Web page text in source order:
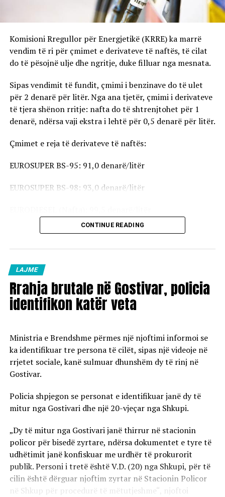
Komisioni Rregullor për Energjetikë (KRRE) ka marrë
vendim të ri për çmimet e derivateve të naftës, të cilat
do të pësojnë ulje dhe ngritje, duke filluar nga mesnata.
Sipas vendimit të fundit, çmimi i benzinave do të ulet
për 2 denarë për litër. Nga ana tjetër, çmimi i derivateve
të tjera shënon rritje: nafta do të shtrenjtohet për 1
denarë, ndërsa vaji ekstra i lehtë për 0,5 denarë për litër.
Çmimet e reja të derivateve të naftës:
EUROSUPER BS-95: 91,0 denarë/litër
EUROSUPER BS-98: 93,0 denarë/litër
Vaji ekstra i lehtë (EL-1): 98,5 denarë/litër
vlejnë në të gjitha pikat e karburanteve në vend.
CONTINUE READING
LAJME
Rrahja brutale në Gostivar, policia
identifikon katër veta
Ministria e Brendshme përmes një njoftimi informoi se
ka identifikuar tre persona të cilët, sipas një videoje në
rrjetet sociale, kanë sulmuar dhunshëm dy të rinj në
Gostivar.
Policia shpjegon se personat e identifikuar janë dy të
mitur nga Gostivari dhe një 20-vjeçar nga Shkupi.
„Dy të mitur nga Gostivari janë thirrur në stacionin
policor për bisedë zyrtare, ndërsa dokumentet e tyre të
udhëtimit janë konfiskuar me urdhër të prokurorit
publik. Personi i tretë është V.D. (20) nga Shkupi, për të
cilin është dërguar njoftim zyrtar në Stacionin Policor
në Shkup për procedurë të mëtutjeshme“, njoftoi